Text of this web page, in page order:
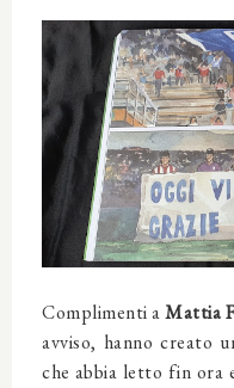
Complimenti aMattia
avviso, hanno creato
che abbia letto fin ora